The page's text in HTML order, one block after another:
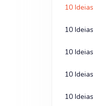
10
10
10
10
10